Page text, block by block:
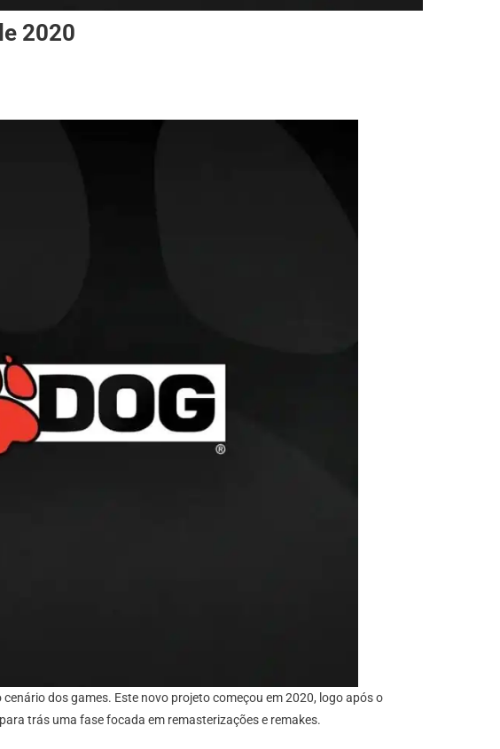
2020
dos games. Este novo projeto começou em 2020, logo após o
trás uma fase focada em remasterizações e remakes.